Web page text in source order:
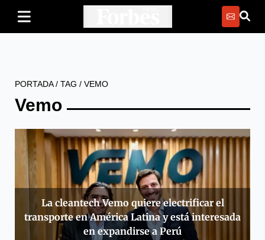
PORTADA/ TAG / VEMO
Vemo
La cleantech Vemo quiere electrificar el
transporte en América Latina y está interesada
en expandirse a Perú